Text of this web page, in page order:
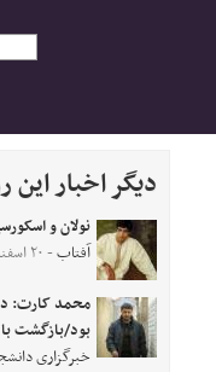
دیگر اخبار این
نولان و
آفتاب- ۲۰ اسفند ۱۳۹۹
محمد کارت:
بود/بازگشت
خبرگزاری